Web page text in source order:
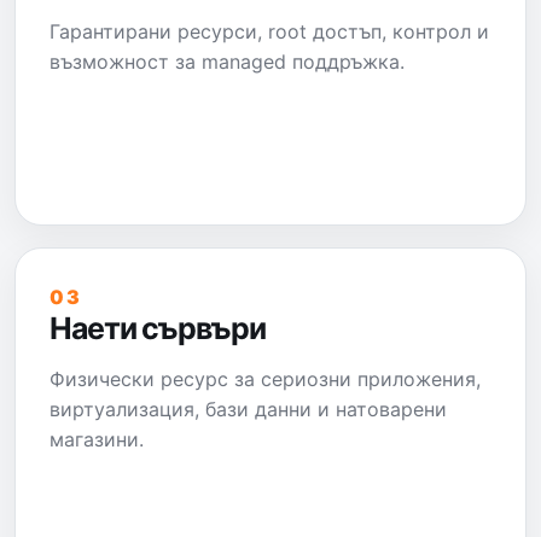
Гарантирани ресурси, root достъп, контрол и
възможност за managed поддръжка.
03
Наети сървъри
Физически ресурс за сериозни приложения,
виртуализация, бази данни и натоварени
магазини.